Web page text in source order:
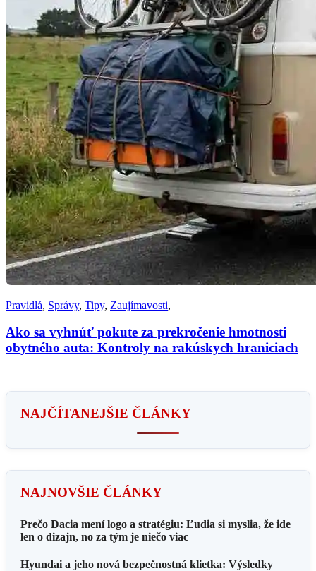
Pravidlá, Správy, Tipy, Zaujímavosti,
Ako sa vyhnúť pokute za prekročenie hmotnosti
obytného auta: Kontroly na rakúskych hraniciach
NAJČÍTANEJŠIE ČLÁNKY
NAJNOVŠIE ČLÁNKY
Prečo Dacia mení logo a stratégiu: Ľudia si myslia, že ide
len o dizajn, no za tým je niečo viac
Hyundai a jeho nová bezpečnostná klietka: Výsledky